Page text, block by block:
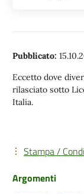
Pubblicato:
Eccetto dove
rilasciato sotto
Italia.
Stampa /
Argomenti